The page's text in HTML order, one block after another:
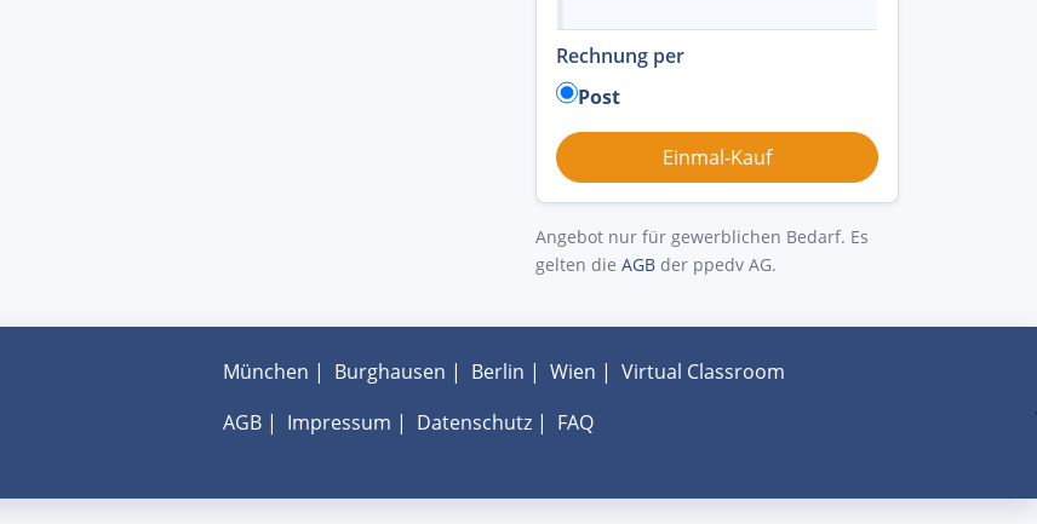
Rechnung per
Post
Angebot nur für gewerblichen Bedarf. Es
gelten die AGB der ppedv AG.
München | Burghausen | Berlin | Wien | Virtual Classroom
AGB| Impressum | Datenschutz| FAQ